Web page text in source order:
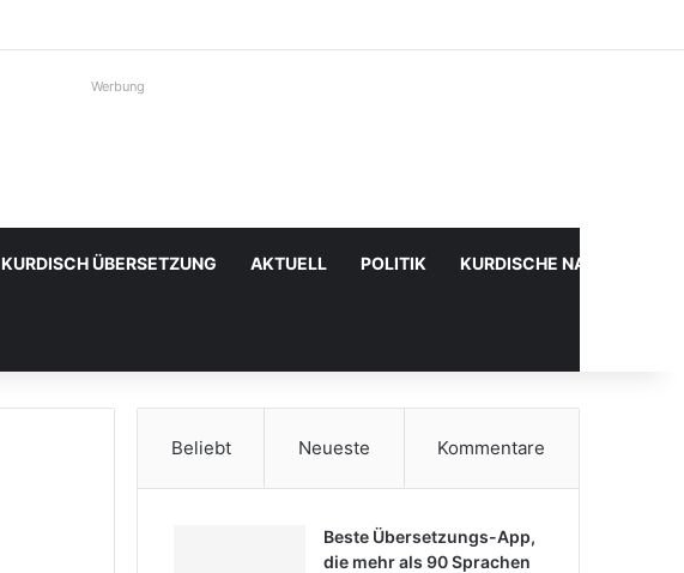
Werbung
KURDISCH ÜBERSETZUNG AKTUELL POLITIK KURDISCHE
Beliebt Neueste Kommentare
Beste Übersetzungs-App,
die mehr als 90 Sprachen